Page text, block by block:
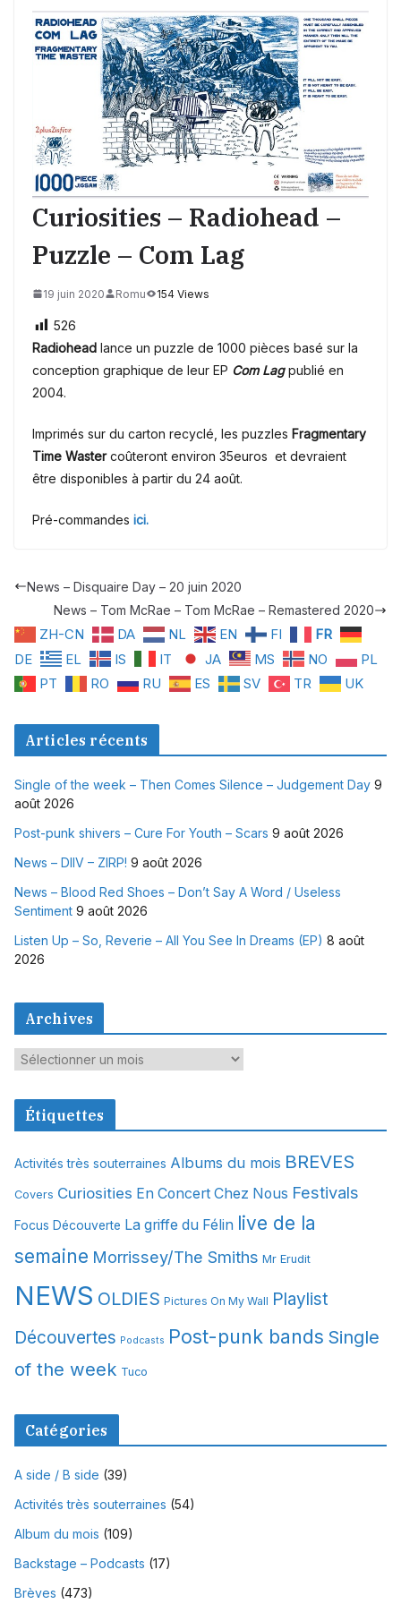
Curiosities – Radiohead –
Puzzle – Com Lag
19 juin 2020 Romu 154 Views
526
Radiohead lance un puzzle de 1000 pièces basé sur la
conception graphique de leur EP Com Lagpublié en
2004.
Imprimés sur du carton recyclé, les puzzles Fragmentary
Time Wastercoûteront environ 35euros et devraient
être disponibles à partir du 24 août.
Pré-commandes ici.
News – Disquaire Day – 20 juin 2020
News – Tom McRae – Tom McRae – Remastered 2020
ZH-CN DA NL EN FI
FR
DE
EL IS IT JA MS NO
PL
PT
RO RU ES SV TR UK
Articles récents
Single of the week – Then Comes Silence – Judgement Day 9
août 2026
Post-punk shivers – Cure For Youth – Scars 9 août 2026
News – DIIV – ZIRP! 9 août 2026
News – Blood Red Shoes – Don’t Say A Word / Useless
Sentiment 9 août 2026
Listen Up – So, Reverie – All You See In Dreams (EP) 8 août
2026
Archives
A
c
v
e
Étiquettes
Activités très souterraines Albums du mois BREVES
Covers Curiosities En Concert Chez Nous Festivals
Focus Découverte La griffe du Félin live de la
semaine Morrissey/The Smiths Mr Erudit
NEWS OLDIES Pictures On My Wall Playlist
Découvertes Podcasts Post-punk bands Single
of the week Tuco
Catégories
A side / B side (39)
Activités très souterraines (54)
Album du mois (109)
Backstage – Podcasts (17)
Brèves (473)